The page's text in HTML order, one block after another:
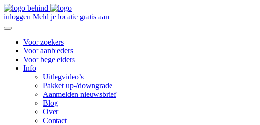
inloggen Meld je locatie gratis aan
Voor zoekers
Voor aanbieders
Voor begeleiders
Info
Uitlegvideo’s
Pakket up-/downgrade
Aanmelden nieuwsbrief
Blog
Over
Contact